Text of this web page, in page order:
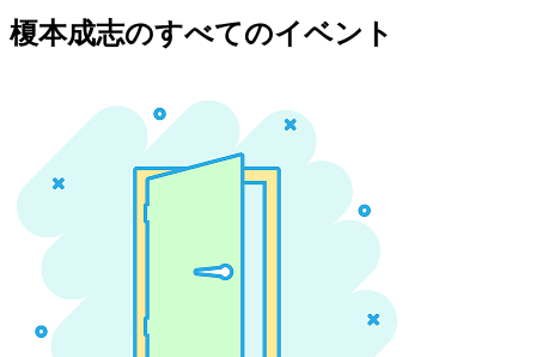
榎本成志のすべてのイベント